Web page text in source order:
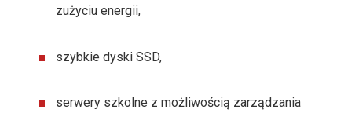
zużyciu energii,
szybkie dyski SSD,
serwery szkolne z możliwością zarządzania